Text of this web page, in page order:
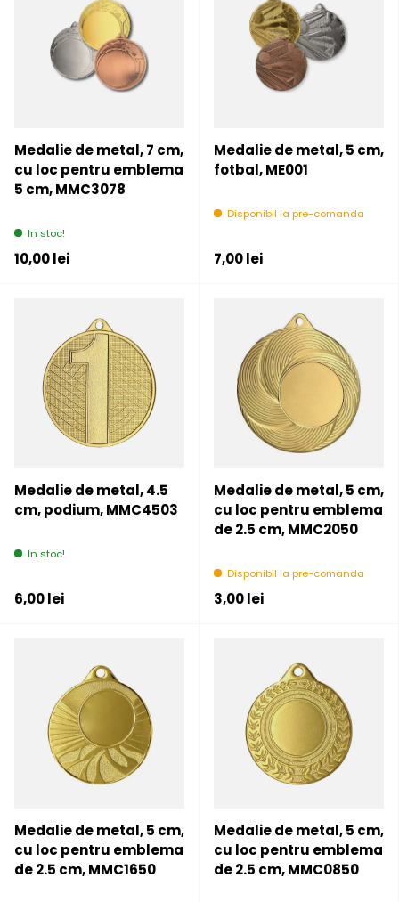
Medalie de metal, 7 cm,
cu loc pentru emblema
5 cm, MMC3078
In stoc!
Pret initial
10,00 lei
Medalie de metal, 5 cm,
fotbal, ME001
Disponibil la pre-comanda
Pret initial
7,00 lei
Medalie de metal, 4.5
cm, podium, MMC4503
In stoc!
Pret initial
6,00 lei
Medalie de metal, 5 cm,
cu loc pentru emblema
de 2.5 cm, MMC2050
Disponibil la pre-comanda
Pret initial
3,00 lei
Medalie de metal, 5 cm,
cu loc pentru emblema
de 2.5 cm, MMC1650
Medalie de metal, 5 cm,
cu loc pentru emblema
de 2.5 cm, MMC0850